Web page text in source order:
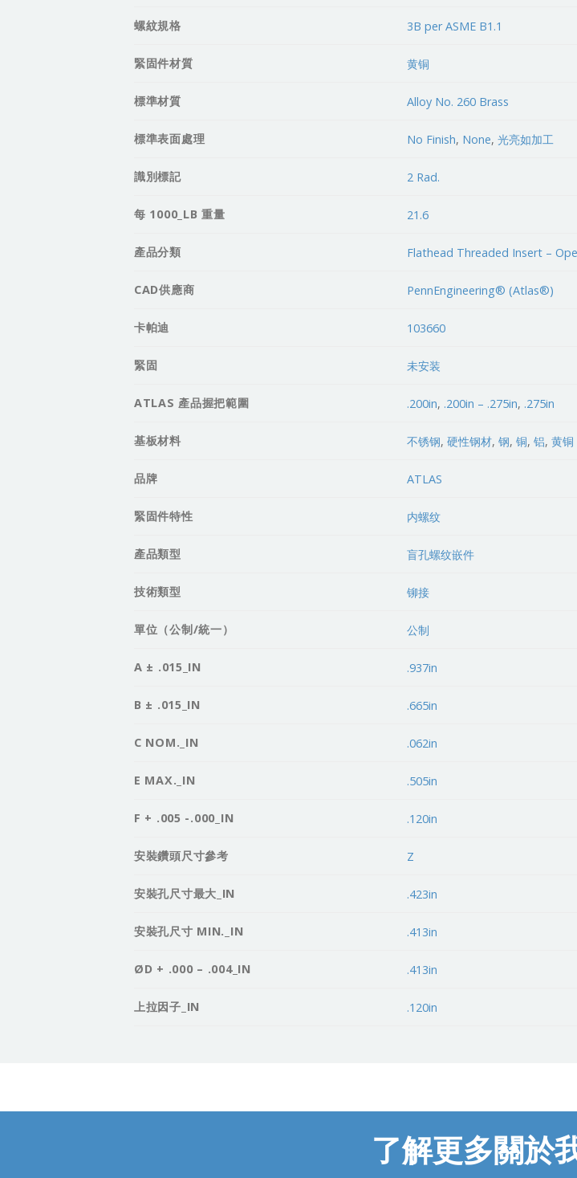
螺紋規格 3B per ASME B1.1
緊固件材質 黄铜
標準材質 Alloy No. 260 Brass
標準表面處理 No Finish, None,光亮如加工
識別標記 2 Rad.
每 1000_LB 重量 21.6
產品分類 Flathead Threaded Insert –
CAD供應商 PennEngineering® (Atlas®)
卡帕迪 103660
緊固 未安装
ATLAS 產品握把範圍 .200in, .200in – .275in, .275in
基板材料 不锈钢,硬性钢材,钢,铜,铝,黄铜
品牌 ATLAS
緊固件特性 内螺纹
產品類型 盲孔螺纹嵌件
技術類型 铆接
單位（公制/統一） 公制
A ± .015_IN .937in
B ± .015_IN .665in
C NOM._IN .062in
E MAX._IN .505in
F + .005 -.000_IN .120in
安裝鑽頭尺寸參考 Z
安裝孔尺寸最大_IN .423in
安裝孔尺寸 MIN._IN .413in
ØD + .000 – .004_IN .413in
上拉因子_IN .120in
了解更多關於